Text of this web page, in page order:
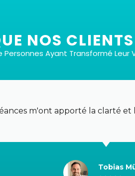
soigneusement sélectionnée
NOS
Personnes Ayant Transformé Leur
m'ont apporté la clarté
Tobias